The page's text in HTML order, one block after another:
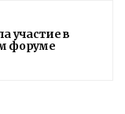
участие в
форуме